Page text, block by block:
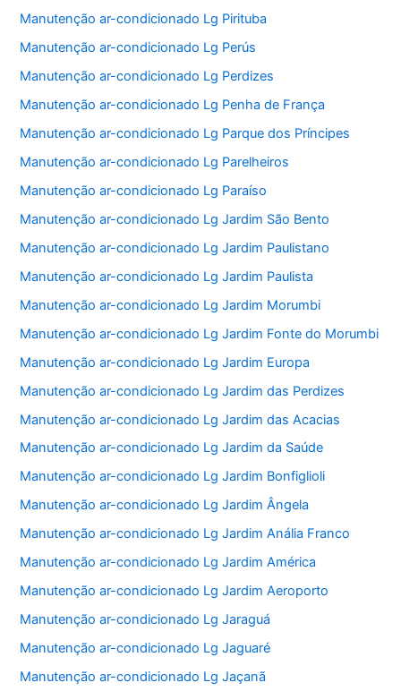
Manutenção ar-condicionado Lg Pirituba
Manutenção ar-condicionado Lg Perús
Manutenção ar-condicionado Lg Perdizes
Manutenção ar-condicionado Lg Penha de França
Manutenção ar-condicionado Lg Parque dos Príncipes
Manutenção ar-condicionado Lg Parelheiros
Manutenção ar-condicionado Lg Paraíso
Manutenção ar-condicionado Lg Jardim São Bento
Manutenção ar-condicionado Lg Jardim Paulistano
Manutenção ar-condicionado Lg Jardim Paulista
Manutenção ar-condicionado Lg Jardim Morumbi
Manutenção ar-condicionado Lg Jardim Fonte do Morumbi
Manutenção ar-condicionado Lg Jardim Europa
Manutenção ar-condicionado Lg Jardim das Perdizes
Manutenção ar-condicionado Lg Jardim das Acacias
Manutenção ar-condicionado Lg Jardim da Saúde
Manutenção ar-condicionado Lg Jardim Bonfiglioli
Manutenção ar-condicionado Lg Jardim Ângela
Manutenção ar-condicionado Lg Jardim Anália Franco
Manutenção ar-condicionado Lg Jardim América
Manutenção ar-condicionado Lg Jardim Aeroporto
Manutenção ar-condicionado Lg Jaraguá
Manutenção ar-condicionado Lg Jaguaré
Manutenção ar-condicionado Lg Jaçanã